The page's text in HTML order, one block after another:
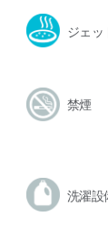
ジェッ
禁煙
洗濯設